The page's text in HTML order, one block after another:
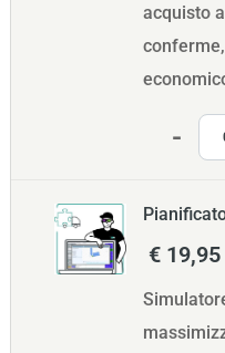
acquisto
€ 19,95